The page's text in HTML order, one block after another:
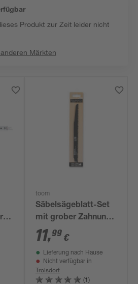
Produkt zur Zeit leider nicht
Märkten
toom
Säbelsägeblatt-Set
mit grober Zahnung
3-teilig
11,99 €
Lieferung nach Hause
Nicht verfügbar in
Troisdorf
(1)